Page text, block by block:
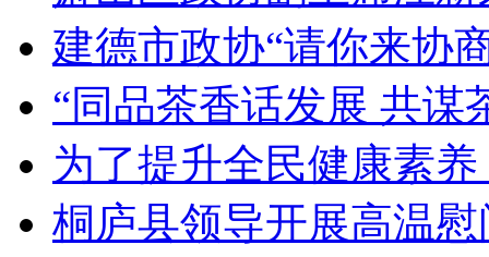
建德市政协“请你来协
“同品茶香话发展 共
为了提升全民健康素
桐庐县领导开展高温